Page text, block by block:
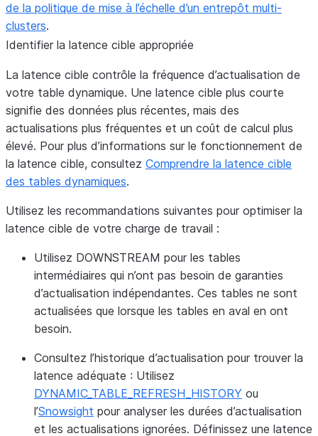
de la politique de mise à l’échelle d’un entrepôt multi-
clusters.
Identifier la latence cible appropriée
La latence cible contrôle la fréquence d’actualisation de
votre table dynamique. Une latence cible plus courte
signifie des données plus récentes, mais des
actualisations plus fréquentes et un coût de calcul plus
élevé. Pour plus d’informations sur le fonctionnement de
la latence cible, consultez Comprendre la latence cible
des tables dynamiques.
Utilisez les recommandations suivantes pour optimiser la
latence cible de votre charge de travail :
Utilisez DOWNSTREAM pour les tables
intermédiaires qui n’ont pas besoin de garanties
d’actualisation indépendantes. Ces tables ne sont
actualisées que lorsque les tables en aval en ont
besoin.
Consultez l’historique d’actualisation pour trouver la
latence adéquate : Utilisez
DYNAMIC_TABLE_REFRESH_HISTORY ou
l’Snowsight pour analyser les durées d’actualisation
et les actualisations ignorées. Définissez une latence